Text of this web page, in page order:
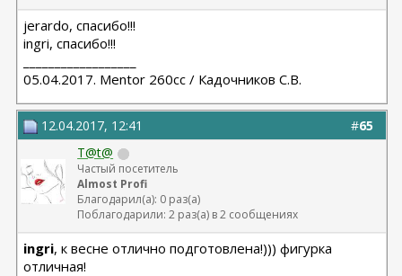
jerardo, спасибо!!!
ingri, спасибо!!!
05.04.2017. Mentor 260cc / Кадочников С.В.
#65
12.04.2017, 12:41
T@t@
Частый посетитель
Almost Profi
Благодарил(а): 0 раз(а)
Поблагодарили: 2 раз(а) в 2 сообщениях
ingri, к весне отлично подготовлена!))) фигурка
отличная!